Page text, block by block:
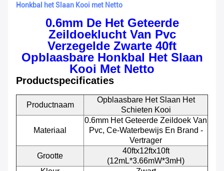
Honkbal het Slaan Kooi met Netto
0.6mm De Het Geteerde
Zeildoeklucht Van Pvc
Verzegelde Zwarte 40ft
Opblaasbare Honkbal Het Slaan
Kooi Met Netto
Productspecificaties
Productnaam
Opblaasbare Het Slaan Het
Schieten Kooi
Materiaal
0.6mm Het Geteerde Zeildoek Van
Pvc, Ce-Waterbewijs En Brand -
Vertrager
Grootte
40ftx12ftx10ft
(12mL*3.66mW*3mH)